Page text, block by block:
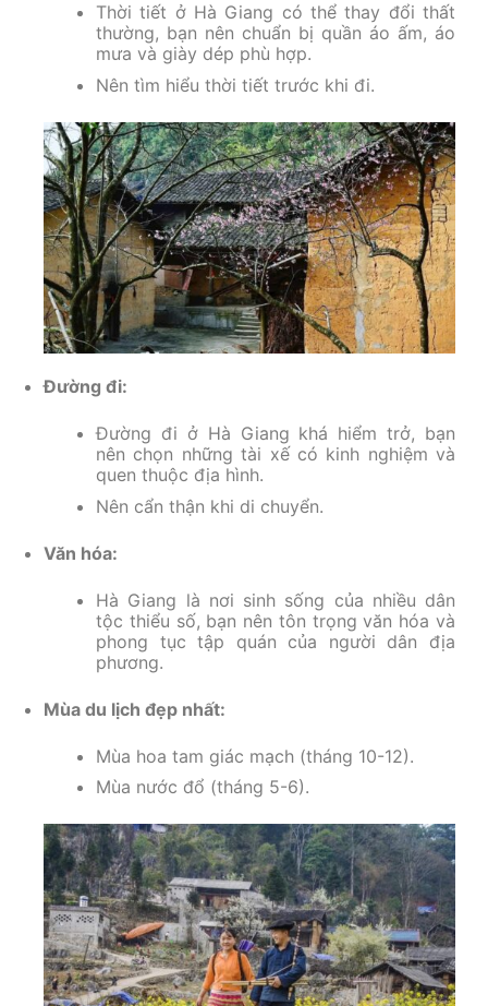
Thời tiết ở Hà Giang có thể thay đổi thất
thường, bạn nên chuẩn bị quần áo ấm, áo
mưa và giày dép phù hợp.
Nên tìm hiểu thời tiết trước khi đi.
Đường đi:
Đường đi ở Hà Giang khá hiểm trở, bạn
nên chọn những tài xế có kinh nghiệm và
quen thuộc địa hình.
Nên cẩn thận khi di chuyển.
Văn hóa:
Hà Giang là nơi sinh sống của nhiều dân
tộc thiểu số, bạn nên tôn trọng văn hóa và
phong tục tập quán của người dân địa
phương.
Mùa du lịch đẹp nhất:
Mùa hoa tam giác mạch (tháng 10-12).
Mùa nước đổ (tháng 5-6).